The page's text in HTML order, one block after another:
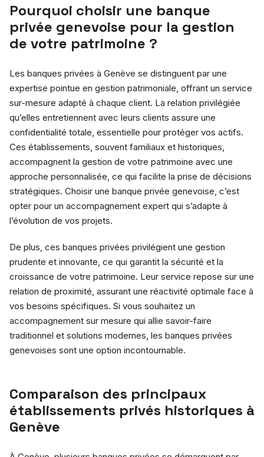
Pourquoi choisir une banque
privée genevoise pour la gestion
de votre patrimoine ?
Les banques privées à Genève se distinguent par une
expertise pointue en gestion patrimoniale, offrant un service
sur-mesure adapté à chaque client. La relation privilégiée
qu’elles entretiennent avec leurs clients assure une
confidentialité totale, essentielle pour protéger vos actifs.
Ces établissements, souvent familiaux et historiques,
accompagnent la gestion de votre patrimoine avec une
approche personnalisée, ce qui facilite la prise de décisions
stratégiques. Choisir une banque privée genevoise, c’est
opter pour un accompagnement expert qui s’adapte à
l’évolution de vos projets.
De plus, ces banques privées privilégient une gestion
prudente et innovante, ce qui garantit la sécurité et la
croissance de votre patrimoine. Leur service repose sur une
relation de proximité, assurant une réactivité optimale face à
vos besoins spécifiques. Si vous souhaitez un
accompagnement sur mesure qui allie savoir-faire
traditionnel et solutions modernes, les banques privées
genevoises sont une option incontournable.
Comparaison des principaux
établissements privés historiques à
Genève